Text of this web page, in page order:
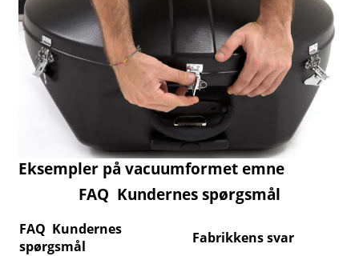
Eksempler på vacuumformet emne
FAQ Kundernes spørgsmål
FAQ Kundernes
spørgsmål
Fabrikkens svar